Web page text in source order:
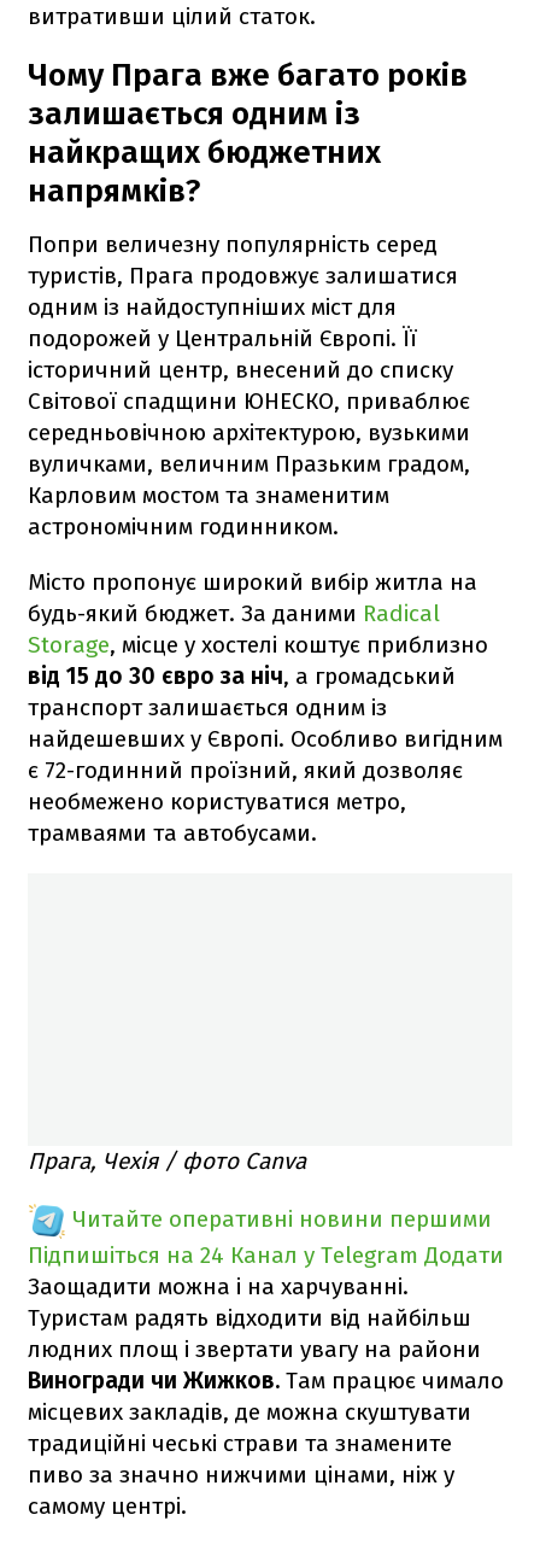
витративши цілий статок.
Чому Прага вже багато років
залишається одним із
найкращих бюджетних
напрямків?
Попри величезну популярність серед
туристів, Прага продовжує залишатися
одним із найдоступніших міст для
подорожей у Центральній Європі. Її
історичний центр, внесений до списку
Світової спадщини ЮНЕСКО, приваблює
середньовічною архітектурою, вузькими
вуличками, величним Празьким градом,
Карловим мостом та знаменитим
астрономічним годинником.
Місто пропонує широкий вибір житла на
будь-який бюджет. За даними Radical
Storage, місце у хостелі коштує приблизно
від 15 до 30 євро за ніч, а громадський
транспорт залишається одним із
найдешевших у Європі. Особливо вигідним
є 72-годинний проїзний, який дозволяє
необмежено користуватися метро,
трамваями та автобусами.
Прага, Чехія / фото Canva
Читайте оперативні новини першими
Підпишіться на 24 Канал у Telegram Додати
Заощадити можна і на харчуванні.
Туристам радять відходити від найбільш
людних площ і звертати увагу на райони
Виногради чи Жижков. Там працює чимало
місцевих закладів, де можна скуштувати
традиційні чеські страви та знамените
пиво за значно нижчими цінами, ніж у
самому центрі.